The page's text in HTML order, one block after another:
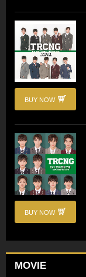
BUY NOW
BUY NOW
MOVIE